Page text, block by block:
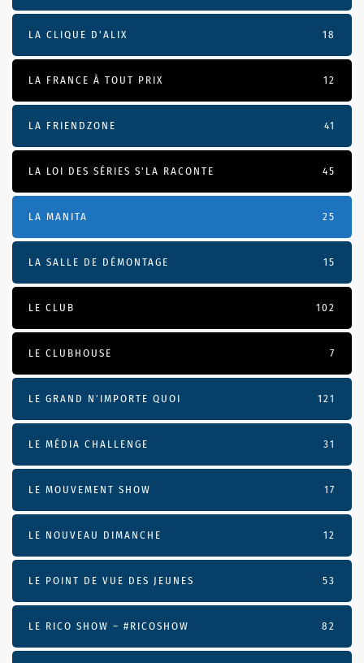
LA CLIQUE D'ALIX 18
LA FRANCE À TOUT PRIX 12
LA FRIENDZONE 41
LA LOI DES SÉRIES S'LA RACONTE 45
LA MANITA 25
LA SALLE DE DÉMONTAGE 15
LE CLUB 102
LE CLUBHOUSE 7
LE GRAND N’IMPORTE QUOI 121
LE MÉDIA CHALLENGE 31
LE MOUVEMENT SHOW 17
LE NOUVEAU DIMANCHE 12
LE POINT DE VUE DES JEUNES 53
LE RICO SHOW – #RICOSHOW 82